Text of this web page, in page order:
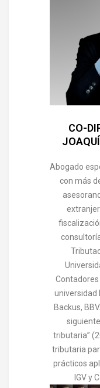
CO-
Abogado
con más
Contadores
universidad
Backus,
tributaria”
tributaria
prácticos
IGV y